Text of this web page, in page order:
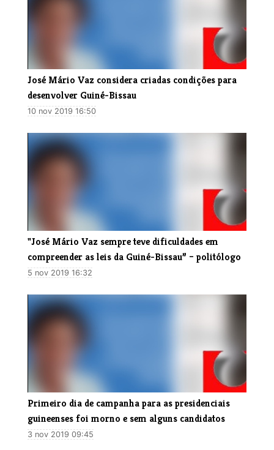
José Mário Vaz considera criadas condições para
desenvolver Guiné-Bissau
10 nov 2019 16:50
​"José Mário Vaz sempre teve dificuldades em
compreender as leis da Guiné-Bissau” – politólogo
5 nov 2019 16:32
Primeiro dia de campanha para as presidenciais
guineenses foi morno e sem alguns candidatos
3 nov 2019 09:45